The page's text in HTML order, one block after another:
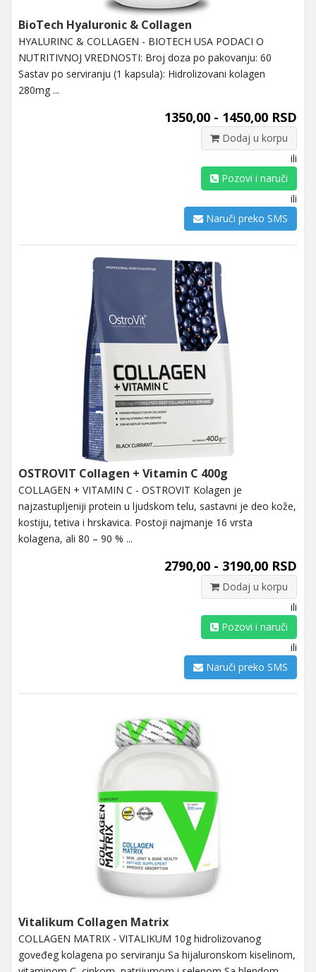
BioTech Hyaluronic & Collagen
HYALURINC & COLLAGEN - BIOTECH USA PODACI O
NUTRITIVNOJ VREDNOSTI: Broj doza po pakovanju: 60
Sastav po serviranju (1 kapsula): Hidrolizovani kolagen
280mg ...
1350,00 - 1450,00 RSD
Dodaj u korpu
ili
Pozovi i naruči
ili
Naruči preko SMS
OSTROVIT Collagen + Vitamin C 400g
COLLAGEN + VITAMIN C - OSTROVIT Kolagen je
najzastupljeniji protein u ljudskom telu, sastavni je deo kože,
kostiju, tetiva i hrskavica. Postoji najmanje 16 vrsta
kolagena, ali 80 – 90 % ...
2790,00 - 3190,00 RSD
Dodaj u korpu
ili
Pozovi i naruči
ili
Naruči preko SMS
Vitalikum Collagen Matrix
COLLAGEN MATRIX - VITALIKUM 10g hidrolizovanog
goveđeg kolagena po serviranju Sa hijaluronskom kiselinom,